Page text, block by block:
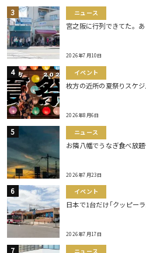
ニュース
宮之阪に行列できてた。
2026年7月10日
イベント
枚方の近所の夏祭りスケジ
2026年8月6日
ニュース
お隣八幡でうなぎ食べ放題
2026年7月23日
イベント
日本で1台だけ｢クッピー
2026年7月17日
ニュース